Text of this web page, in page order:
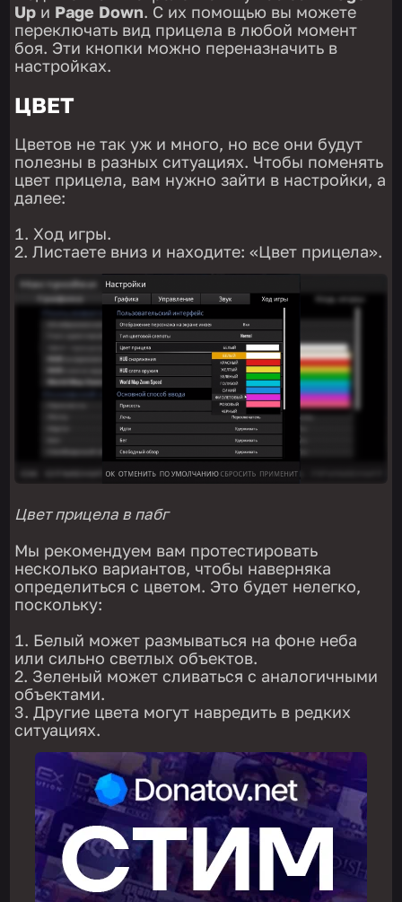
Up и Page Down. С их помощью вы можете
переключать вид прицела в любой момент
боя. Эти кнопки можно переназначить в
настройках.
ЦВЕТ
Цветов не так уж и много, но все они будут
полезны в разных ситуациях. Чтобы поменять
цвет прицела, вам нужно зайти в настройки, а
далее:
Ход игры.
Листаете вниз и находите: «Цвет прицела».
Цвет прицела в пабг
Мы рекомендуем вам протестировать
несколько вариантов, чтобы наверняка
определиться с цветом. Это будет нелегко,
поскольку:
Белый может размываться на фоне неба
или сильно светлых объектов.
Зеленый может сливаться с аналогичными
объектами.
Другие цвета могут навредить в редких
ситуациях.